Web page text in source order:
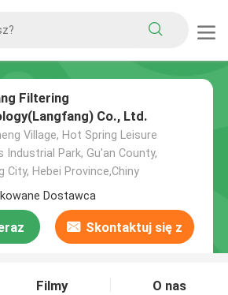
Filtering
Co., Ltd.
Village, Hot Spring Leisure
Industrial Park, Gu'an County,
City, Hebei Province,Chiny
Dostawca
Skontaktuj się z
Filmy O nas